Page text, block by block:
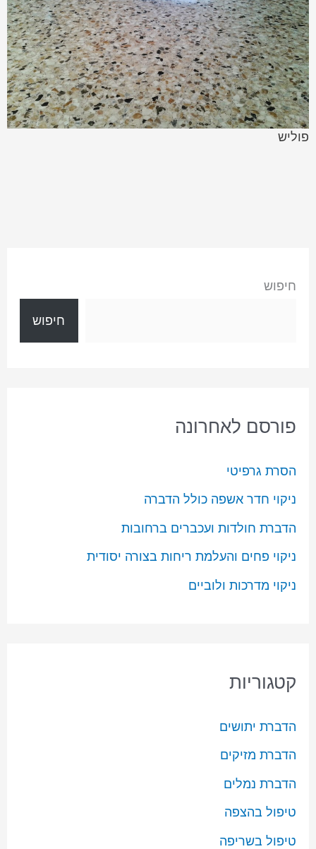
פוליש
חיפוש
חיפוש
פורסם לאחרונה
הסרת גרפיטי
ניקוי חדר אשפה כולל הדברה
הדברת חולדות ועכברים ברחובות
ניקוי פחים והעלמת ריחות בצורה יסודית
ניקוי מדרכות ולוביים
קטגוריות
הדברת יתושים
הדברת מזיקים
הדברת נמלים
טיפול בהצפה
טיפול בשריפה